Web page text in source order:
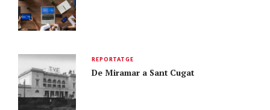
REPORTATGE
De Miramar a Sant Cugat